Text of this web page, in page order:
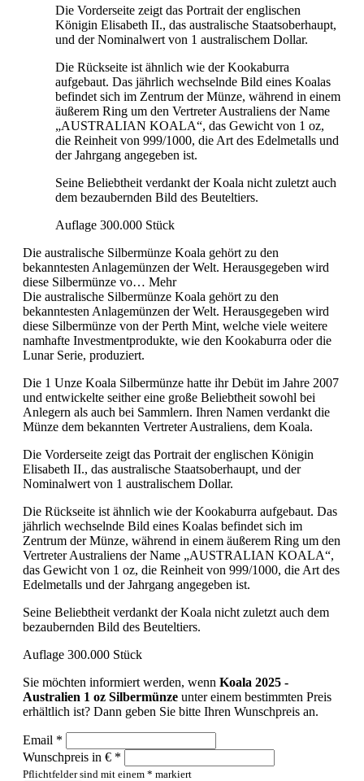
Die Vorderseite zeigt das Portrait der englischen
Königin Elisabeth II., das australische Staatsoberhaupt,
und der Nominalwert von 1 australischem Dollar.
Die Rückseite ist ähnlich wie der Kookaburra
aufgebaut. Das jährlich wechselnde Bild eines Koalas
befindet sich im Zentrum der Münze, während in einem
äußerem Ring um den Vertreter Australiens der Name
„AUSTRALIAN KOALA“, das Gewicht von 1 oz,
die Reinheit von 999/1000, die Art des Edelmetalls und
der Jahrgang angegeben ist.
Seine Beliebtheit verdankt der Koala nicht zuletzt auch
dem bezaubernden Bild des Beuteltiers.
Auflage 300.000 Stück
Die australische Silbermünze Koala gehört zu den
bekanntesten Anlagemünzen der Welt. Herausgegeben wird
diese Silbermünze vo… Mehr
Die australische Silbermünze Koala gehört zu den
bekanntesten Anlagemünzen der Welt. Herausgegeben wird
diese Silbermünze von der Perth Mint, welche viele weitere
namhafte Investmentprodukte, wie den Kookaburra oder die
Lunar Serie, produziert.
Die 1 Unze Koala Silbermünze hatte ihr Debüt im Jahre 2007
und entwickelte seither eine große Beliebtheit sowohl bei
Anlegern als auch bei Sammlern. Ihren Namen verdankt die
Münze dem bekannten Vertreter Australiens, dem Koala.
Die Vorderseite zeigt das Portrait der englischen Königin
Elisabeth II., das australische Staatsoberhaupt, und der
Nominalwert von 1 australischem Dollar.
Die Rückseite ist ähnlich wie der Kookaburra aufgebaut. Das
jährlich wechselnde Bild eines Koalas befindet sich im
Zentrum der Münze, während in einem äußerem Ring um den
Vertreter Australiens der Name „AUSTRALIAN KOALA“,
das Gewicht von 1 oz, die Reinheit von 999/1000, die Art des
Edelmetalls und der Jahrgang angegeben ist.
Seine Beliebtheit verdankt der Koala nicht zuletzt auch dem
bezaubernden Bild des Beuteltiers.
Auflage 300.000 Stück
Sie möchten informiert werden, wenn Koala 2025 -
Australien 1 oz Silbermünze unter einem bestimmten Preis
erhältlich ist? Dann geben Sie bitte Ihren Wunschpreis an.
Email *
Wunschpreis in € *
Pflichtfelder sind mit einem * markiert